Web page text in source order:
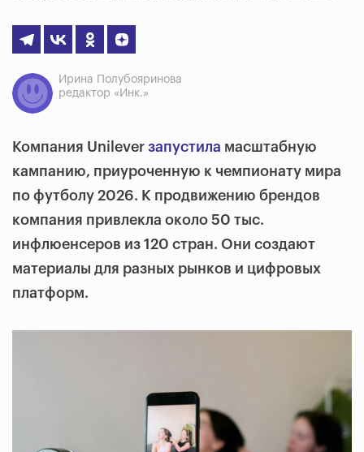
Ирина Полубояринова
редактор «Инк.»
Компания Unilever запустила масштабную
кампанию, приуроченную к чемпионату мира
по футболу 2026. К продвижению брендов
компания привлекла около 50 тыс.
инфлюенсеров из 120 стран. Они создают
материалы для разных рынков и цифровых
платформ.